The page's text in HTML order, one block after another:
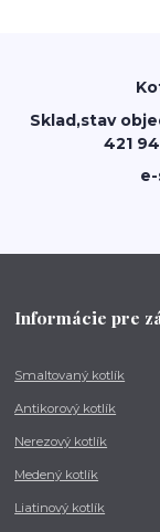
Sklad,stav
421
Informácie pre
Smaltovaný kotlík
Antikorový kotlík
Nerezový kotlík
Medený kotlík
Liatinový kotlík